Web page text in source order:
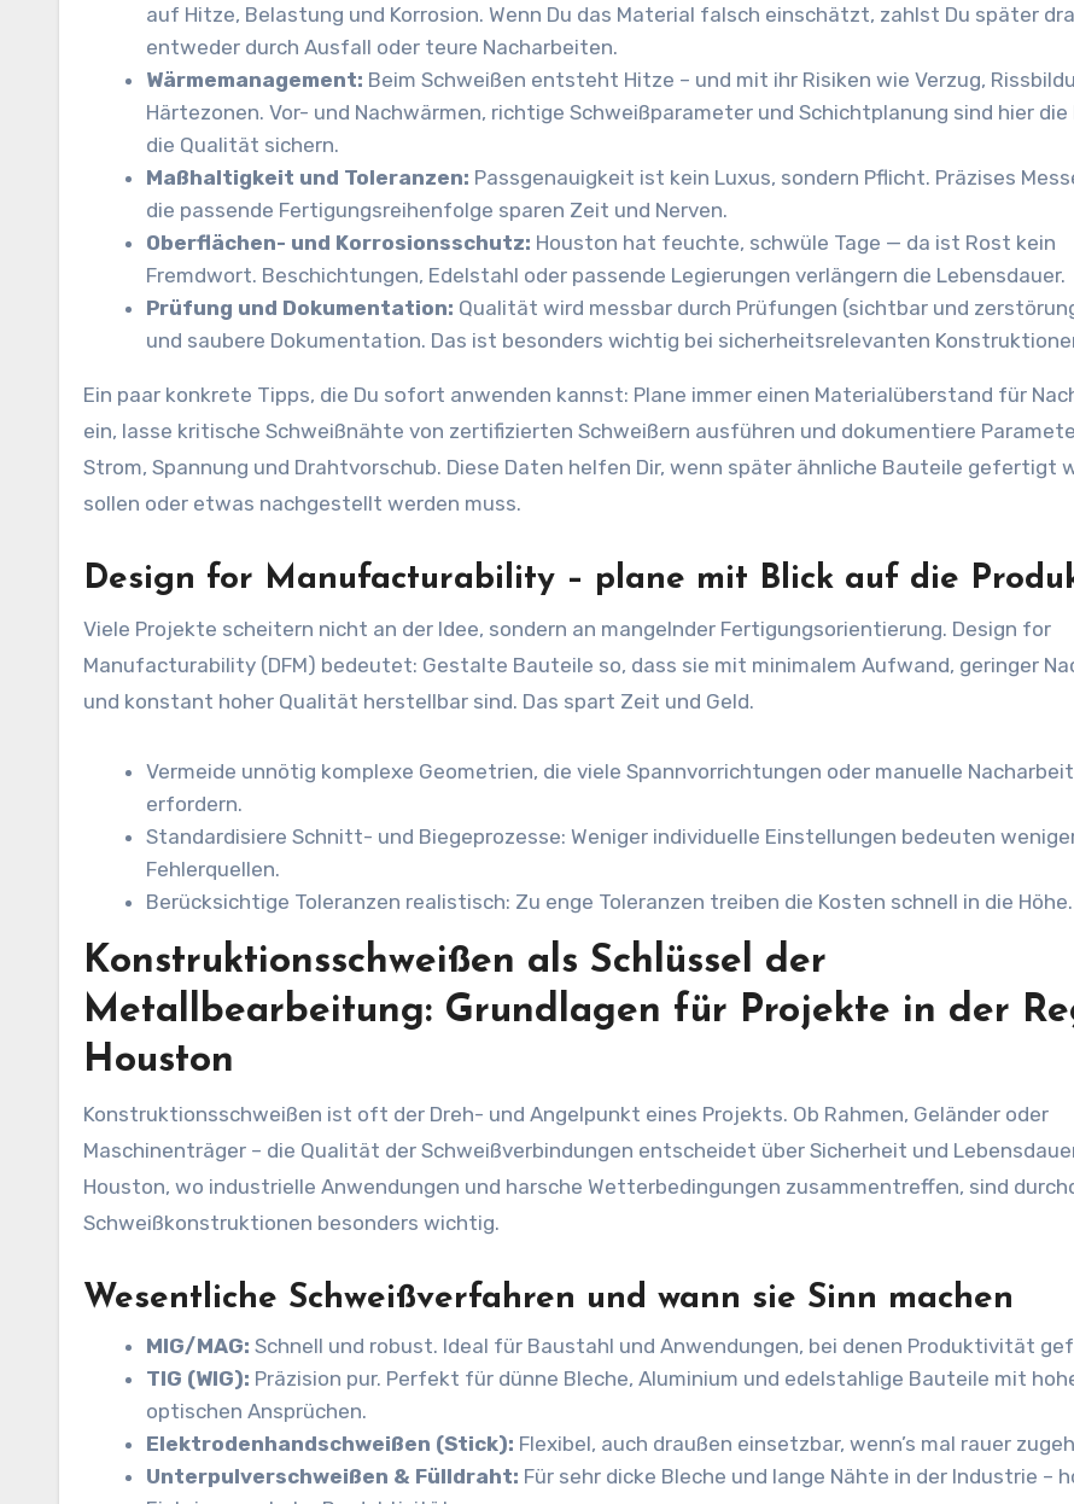
auf Hitze, Belastung und Korrosion. Wenn Du das Material falsch einschätzt, zahlst Du später
entweder durch Ausfall oder teure Nacharbeiten.
Wärmemanagement: Beim Schweißen entsteht Hitze – und mit ihr Risiken wie Verzug,
Härtezonen. Vor- und Nachwärmen, richtige Schweißparameter und Schichtplanung sind hier die
die Qualität sichern.
Maßhaltigkeit und Toleranzen: Passgenauigkeit ist kein Luxus, sondern Pflicht. Präzises
die passende Fertigungsreihenfolge sparen Zeit und Nerven.
Oberflächen- und Korrosionsschutz: Houston hat feuchte, schwüle Tage — da ist Rost kein
Fremdwort. Beschichtungen, Edelstahl oder passende Legierungen verlängern die Lebensdauer.
Prüfung und Dokumentation: Qualität wird messbar durch Prüfungen (sichtbar und
und saubere Dokumentation. Das ist besonders wichtig bei sicherheitsrelevanten
Ein paar konkrete Tipps, die Du sofort anwenden kannst: Plane immer einen Materialüberstand für
ein, lasse kritische Schweißnähte von zertifizierten Schweißern ausführen und dokumentiere
Strom, Spannung und Drahtvorschub. Diese Daten helfen Dir, wenn später ähnliche Bauteile gefertigt
sollen oder etwas nachgestellt werden muss.
Design for Manufacturability – plane mit Blick auf die
Viele Projekte scheitern nicht an der Idee, sondern an mangelnder Fertigungsorientierung. Design for
Manufacturability (DFM) bedeutet: Gestalte Bauteile so, dass sie mit minimalem Aufwand, geringer
und konstant hoher Qualität herstellbar sind. Das spart Zeit und Geld.
Vermeide unnötig komplexe Geometrien, die viele Spannvorrichtungen oder manuelle Nacharbeit
erfordern.
Standardisiere Schnitt- und Biegeprozesse: Weniger individuelle Einstellungen bedeuten
Fehlerquellen.
Berücksichtige Toleranzen realistisch: Zu enge Toleranzen treiben die Kosten schnell in die Höhe.
Konstruktionsschweißen als Schlüssel der
Metallbearbeitung: Grundlagen für Projekte in der
Houston
Konstruktionsschweißen ist oft der Dreh- und Angelpunkt eines Projekts. Ob Rahmen, Geländer oder
Maschinenträger – die Qualität der Schweißverbindungen entscheidet über Sicherheit und
Houston, wo industrielle Anwendungen und harsche Wetterbedingungen zusammentreffen, sind
Schweißkonstruktionen besonders wichtig.
Wesentliche Schweißverfahren und wann sie Sinn machen
MIG/MAG: Schnell und robust. Ideal für Baustahl und Anwendungen, bei denen Produktivität
TIG (WIG): Präzision pur. Perfekt für dünne Bleche, Aluminium und edelstahlige Bauteile mit
optischen Ansprüchen.
Elektrodenhandschweißen (Stick): Flexibel, auch draußen einsetzbar, wenn’s mal rauer
Unterpulverschweißen & Fülldraht: Für sehr dicke Bleche und lange Nähte in der Industrie –